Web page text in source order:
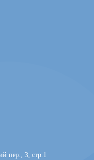
пер., 3, стр.1